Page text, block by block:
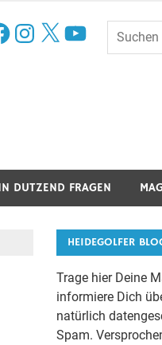
Instagram
X YouTube
DUTZEND FRAGEN
HEIDEGOLFER
Trage hier Deine
informiere Dich
natürlich
Spam.